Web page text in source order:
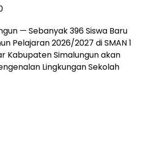
— Sebanyak 396 Siswa Baru
Pelajaran 2026/2027 di SMAN 1
Kabupaten Simalungun akan
Lingkungan Sekolah